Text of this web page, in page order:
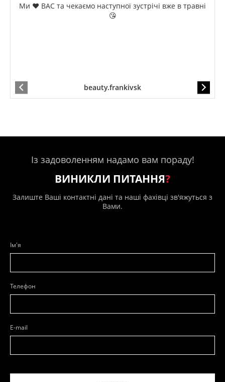
Ми ❤️ ВАС та чекаємо наступної зустрічі вже в травні
😘
beauty.frankivsk
Із задоволенням надамо вам пораду!
ВИНИКЛИ ПИТАННЯ?
Залиште Ваші контактні дані та наші фахівці зв'яжуться з
Вами.
Ім'я
Телефон
E-mail